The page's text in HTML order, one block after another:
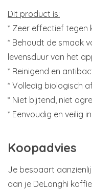
Dit product is:
* Zeer effectief tegen
* Behoudt de smaak
levensduur van het
* Reinigend en
* Volledig biologisch
* Niet bijtend, niet
* Eenvoudig en veilig
Koopadvies
Je bespaart
aan je DeLonghi